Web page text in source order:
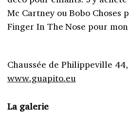
Mc Cartney ou Bobo Choses
Finger In The Nose pour
Chaussée de Philippeville
www.guapito.eu
La galerie